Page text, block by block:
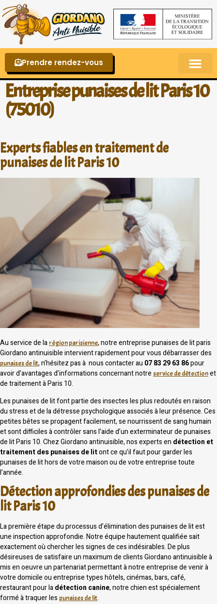
Prendre rendez-vous
Entreprise punaises de lit Paris 10
(75010)
Experts fiables en traitement de
punaises de lit Paris 10
Au service de larégion parisienne, notre entreprise punaises de lit paris
Giordano antinuisible intervient rapidement pour vous débarrasser des
punaises de lit, n’hésitez pas à nous contacter au 07 83 29 63 86pour
avoir d’avantages d’informations concernant notre service de détectionet
de traitement à Paris 10.
Les punaises de lit font partie des insectes les plus redoutés en raison
du stress et de la détresse psychologique associés à leur présence. Ces
petites bêtes se propagent facilement, se nourrissent de sang humain
et sont difficiles à contrôler sans l’aide d’un exterminateur de punaises
de lit Paris 10. Chez Giordano antinuisible, nos experts en détection et
traitement des punaises de litont ce qu’il faut pour garder les
punaises de lit hors de votre maison ou de votre entreprise toute
l’année.
Détection approfondies des punaises de
lit Paris 10
La première étape du processus d’élimination des punaises de lit est
une inspection approfondie. Notre équipe hautement qualifiée sait
exactement où chercher les signes de ces indésirables. De plus
désireuses de satisfaire un maximum de clients Giordano antinuisible à
mis en oeuvre un partenariat permettant à notre entreprise de venir à
votre domicile ou entreprise types hôtels, cinémas, bars, café,
restaurant pour ladétection canine, notre chien est spécialement
formé à traquer les punaises de lit.